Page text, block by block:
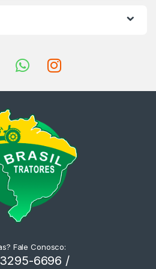
Fale Conosco:
6696 /